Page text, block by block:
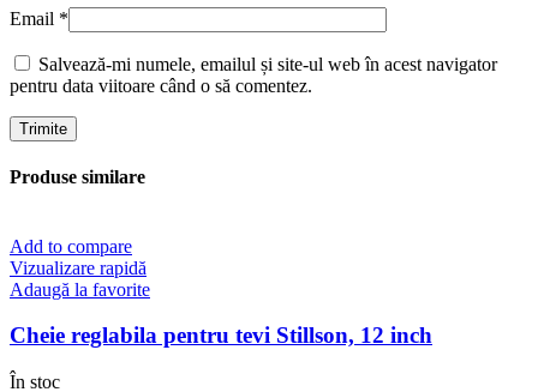
Email *
Salvează-mi numele, emailul și site-ul web în acest navigator
pentru data viitoare când o să comentez.
Produse similare
Add to compare
Vizualizare rapidă
Adaugă la favorite
Cheie reglabila pentru tevi Stillson, 12 inch
În stoc